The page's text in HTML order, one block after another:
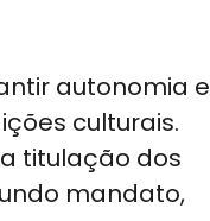
autonomia e
culturais.
titulação dos
mandato,